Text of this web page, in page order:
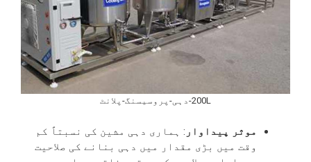
200L-دہی-پروسیسنگ-پلانٹ
موثر پیداوار : ہماری دہی مشین کی نسبتاً کم
وقت میں بڑی مقدار میں دہی بنانے کی صلاحیت